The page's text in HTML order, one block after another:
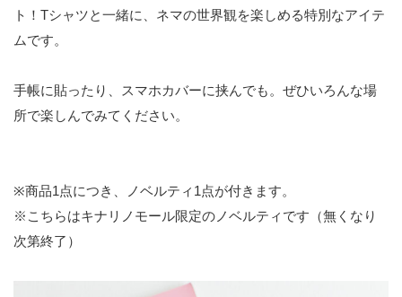
ト！Tシャツと一緒に、ネマの世界観を楽しめる特別なアイテ
ムです。
手帳に貼ったり、スマホカバーに挟んでも。ぜひいろんな場
所で楽しんでみてください。
※商品1点につき、ノベルティ1点が付きます。
※こちらはキナリノモール限定のノベルティです（無くなり
次第終了）